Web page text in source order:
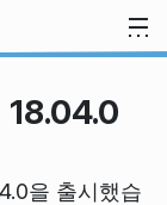
을 출시했습